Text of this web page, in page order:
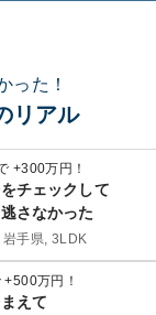
った！
リアル
+300万円！
チェックして
さなかった
手県, 3LDK
万円！
えて